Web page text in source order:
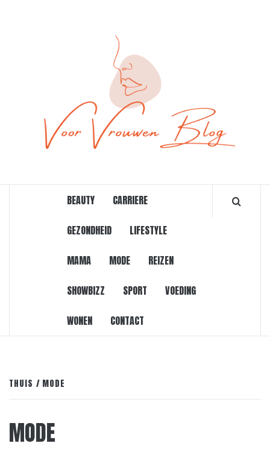
BEAUTY CARRIERE
GEZONDHEID LIFESTYLE
MAMA MODE REIZEN
SHOWBIZZ SPORT VOEDING
WONEN CONTACT
THUIS MODE
MODE